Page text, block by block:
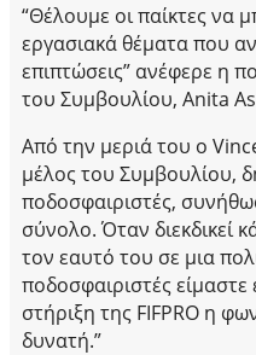
“Θέλουμε οι παίκτες να
εργασιακά θέματα που
επιπτώσεις” ανέφερε η
του Συμβουλίου, Anita
Από την μεριά του ο
μέλος του Συμβουλίου,
ποδοσφαιριστές,
σύνολο. Όταν διεκδικεί
τον εαυτό του σε μια
ποδοσφαιριστές είμαστε
στήριξη της FIFPRO η
δυνατή.”